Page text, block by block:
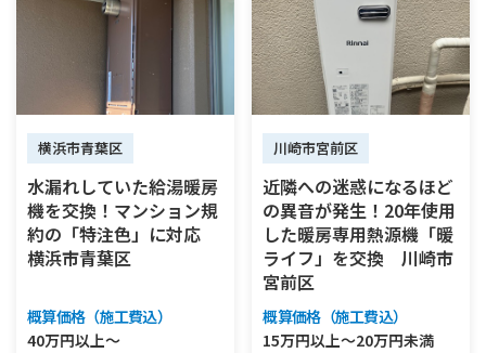
横浜市青葉区
水漏れしていた給湯暖房
機を交換！マンション規
約の「特注色」に対応
横浜市青葉区
概算価格（施工費込）
40万円以上～
川崎市宮前区
近隣への迷惑になるほど
の異音が発生！20年使用
した暖房専用熱源機「暖
ライフ」を交換 川崎市
宮前区
概算価格（施工費込）
15万円以上～20万円未満